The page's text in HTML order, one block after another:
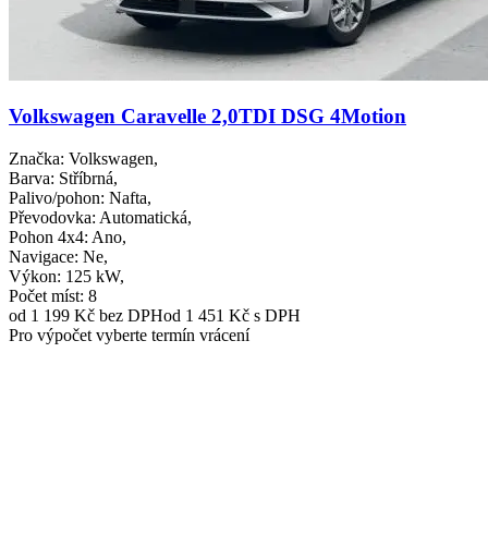
Volkswagen Caravelle 2,0TDI DSG 4Motion
Značka: Volkswagen,
Barva: Stříbrná,
Palivo/pohon: Nafta,
Převodovka: Automatická,
Pohon 4x4: Ano,
Navigace: Ne,
Výkon: 125 kW,
Počet míst: 8
od 1 199 Kč bez DPHod 1 451 Kč s DPH
Pro výpočet vyberte termín vrácení